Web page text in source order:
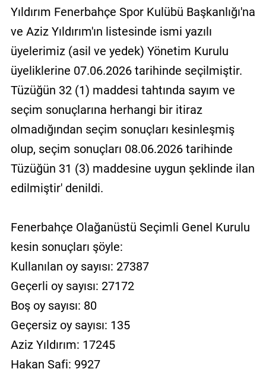
Yıldırım Fenerbahçe Spor Kulübü Başkanlığı'na
ve Aziz Yıldırım'ın listesinde ismi yazılı
üyelerimiz (asil ve yedek) Yönetim Kurulu
üyeliklerine 07.06.2026 tarihinde seçilmiştir.
Tüzüğün 32 (1) maddesi tahtında sayım ve
seçim sonuçlarına herhangi bir itiraz
olmadığından seçim sonuçları kesinleşmiş
olup, seçim sonuçları 08.06.2026 tarihinde
Tüzüğün 31 (3) maddesine uygun şeklinde ilan
edilmiştir' denildi.
Fenerbahçe Olağanüstü Seçimli Genel Kurulu
kesin sonuçları şöyle:
Kullanılan oy sayısı: 27387
Geçerli oy sayısı: 27172
Boş oy sayısı: 80
Geçersiz oy sayısı: 135
Aziz Yıldırım: 17245
Hakan Safi: 9927